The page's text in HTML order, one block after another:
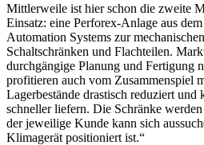
Mittlerweile ist hier schon die zweite
Einsatz: eine Perforex-Anlage aus
Automation Systems zur
Schaltschränken und Flachteilen.
durchgängige Planung und Fertigung
profitieren auch vom Zusammenspiel
Lagerbestände drastisch reduziert und
schneller liefern. Die Schränke
der jeweilige Kunde kann sich
Klimagerät positioniert ist.“